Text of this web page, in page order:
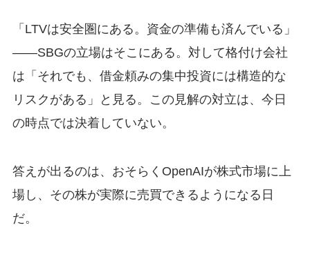
「LTVは安全圏にある。資金の準備も済んでいる」
——SBGの立場はそこにある。対して格付け会社
は「それでも、借金頼みの集中投資には構造的な
リスクがある」と見る。この見解の対立は、今日
の時点では決着していない。
答えが出るのは、おそらくOpenAIが株式市場に上
場し、その株が実際に売買できるようになる日
だ。